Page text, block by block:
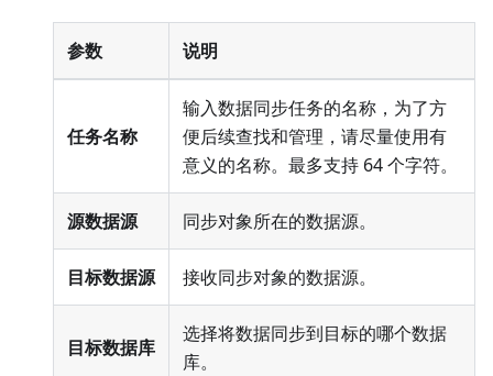
参数 说明
任务名称
输入数据同步任务的名称，为了方
便后续查找和管理，请尽量使用有
意义的名称。最多支持 64 个字符。
源数据源 同步对象所在的数据源。
目标数据源 接收同步对象的数据源。
目标数据库
选择将数据同步到目标的哪个数据
库。